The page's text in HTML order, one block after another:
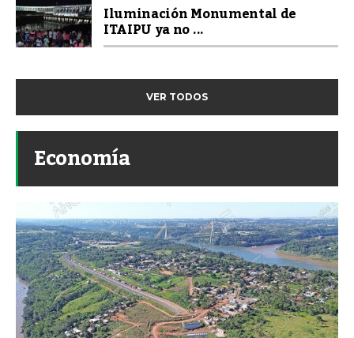
Iluminación Monumental de
ITAIPU ya no ...
VER TODOS
Economía